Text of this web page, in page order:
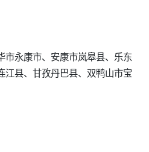
市永康市、安康市岚皋县、乐东
江县、甘孜丹巴县、双鸭山市宝